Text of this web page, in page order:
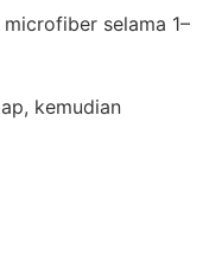
selama 1–
kemudian